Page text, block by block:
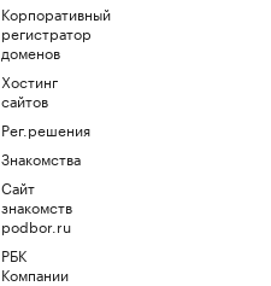
Корпоративный
регистратор
доменов
Хостинг
сайтов
Рег.решения
Знакомства
Сайт
знакомств
podbor.ru
РБК
Компании